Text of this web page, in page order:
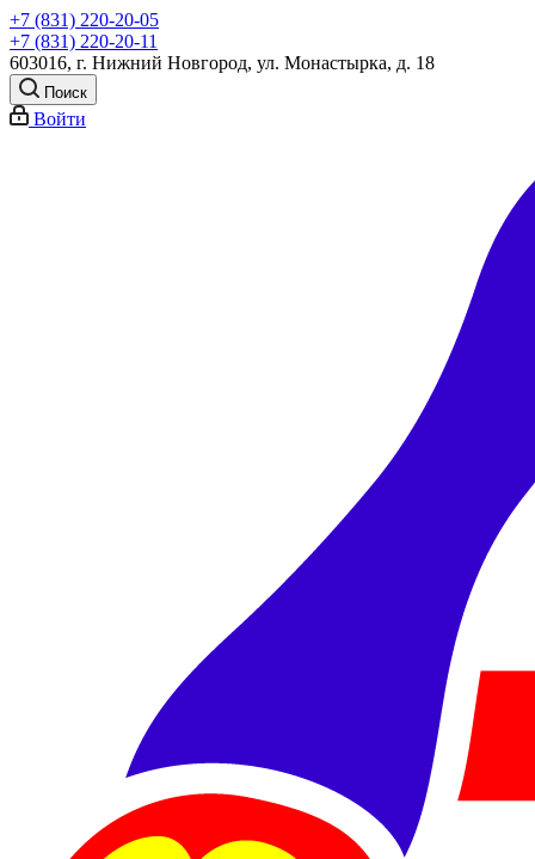
+7 (831) 220-20-05
+7 (831) 220-20-11
603016, г. Нижний Новгород, ул. Монастырка, д. 18
Поиск
Войти